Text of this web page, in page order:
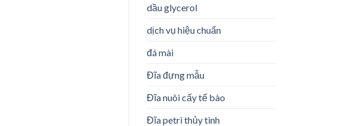
dầu glycerol
dịch vụ hiệu chuẩn
đá mài
Đĩa đựng mẫu
Đĩa nuôi cấy tế bào
Đĩa petri thủy tinh